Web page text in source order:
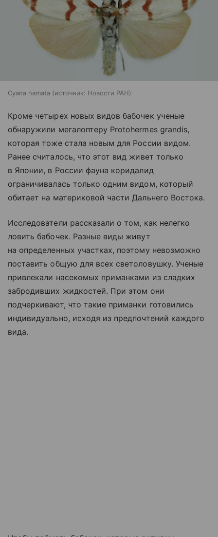
Cyana hamata источник: Новости РАН
Кроме четырех новых видов бабочек ученые
обнаружили мегалоптеру Protohermes grandis,
которая тоже стала новым для России видом.
Ранее считалось, что этот вид живет только
в Японии, в России фауна коридалид
ограничивалась только одним видом, который
обитает на материковой части Дальнего Востока.
Исследователи рассказали о том, как нелегко
ловить бабочек. Разные виды живут
на определенных участках, поэтому невозможно
поставить общую для всех светоловушку. Ученые
привлекали насекомых приманками из сладких
забродивших жидкостей. При этом они
подчеркивают, что такие приманки готовились
индивидуально, исходя из предпочтений каждого
вида.